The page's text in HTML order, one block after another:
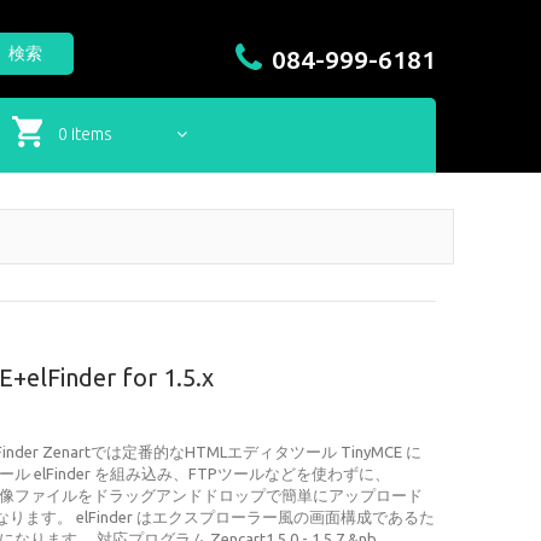
検索 084-999-6181
0 items
for 1.5.x
Zenartでは定番的なHTMLエディタツール TinyMCE に
ル elFinder を組み込み、FTPツールなどを使わずに、
ファイルをドラッグアンドドロップで簡単にアップロード
ます。 elFinder はエクスプローラー風の画面構成であるた